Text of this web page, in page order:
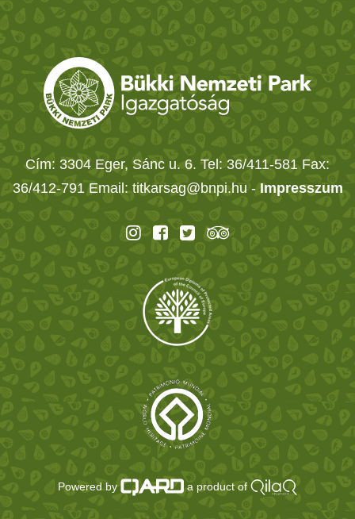
Cím: 3304 Eger, Sánc u. 6. Tel: 36/411-581 Fax:
36/412-791 Email: titkarsag@bnpi.hu - Impresszum
Powered by a product of